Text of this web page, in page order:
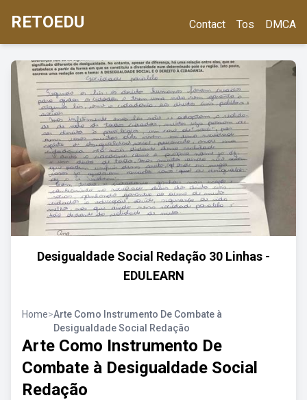
RETOEDU Contact Tos DMCA
Desigualdade Social Redação 30 Linhas -
EDULEARN
Home>Arte Como Instrumento De Combate à
Desigualdade Social Redação
Arte Como Instrumento De
Combate à Desigualdade Social
Redação